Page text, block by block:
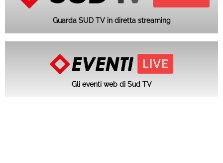
Guarda SUD TV in diretta streaming
Gli eventi web di Sud TV